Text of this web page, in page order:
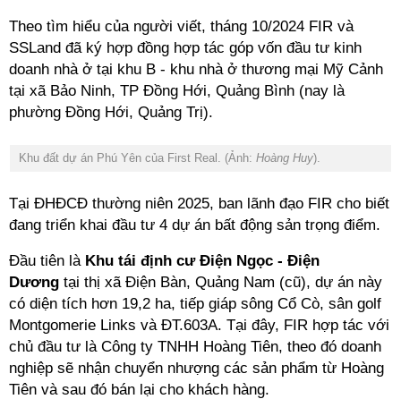
Theo tìm hiểu của người viết, tháng 10/2024 FIR và
SSLand đã ký hợp đồng hợp tác góp vốn đầu tư kinh
doanh nhà ở tại khu B - khu nhà ở thương mại Mỹ Cảnh
tại xã Bảo Ninh, TP Đồng Hới, Quảng Bình (nay là
phường Đồng Hới, Quảng Trị).
Khu đất dự án Phú Yên của First Real. (Ảnh: Hoàng Huy).
Tại ĐHĐCĐ thường niên 2025, ban lãnh đạo FIR cho biết
đang triển khai đầu tư 4 dự án bất động sản trọng điểm.
Đầu tiên là Khu tái định cư Điện Ngọc - Điện
Dương tại thị xã Điện Bàn, Quảng Nam (cũ), dự án này
có diện tích hơn 19,2 ha, tiếp giáp sông Cổ Cò, sân golf
Montgomerie Links và ĐT.603A. Tại đây, FIR hợp tác với
chủ đầu tư là Công ty TNHH Hoàng Tiên, theo đó doanh
nghiệp sẽ nhận chuyển nhượng các sản phẩm từ Hoàng
Tiên và sau đó bán lại cho khách hàng.